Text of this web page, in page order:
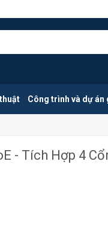
Công trình và dự án
- Tích Hợp 4
MUA NGAY